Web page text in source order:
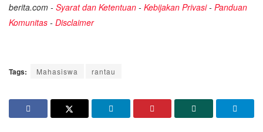
berita.com - Syarat dan Ketentuan - Kebijakan Privasi- Panduan
Komunitas - Disclaimer
Tags: Mahasiswa rantau